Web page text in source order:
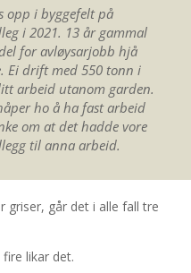
opp i byggefelt på
i 2021. 13 år gammal
for avløysarjobb hjå
Ei drift med 550 tonn i
arbeid utanom garden.
ho å ha fast arbeid
om at det hadde vore
til anna arbeid.
griser, går det i alle fall tre
likar det.